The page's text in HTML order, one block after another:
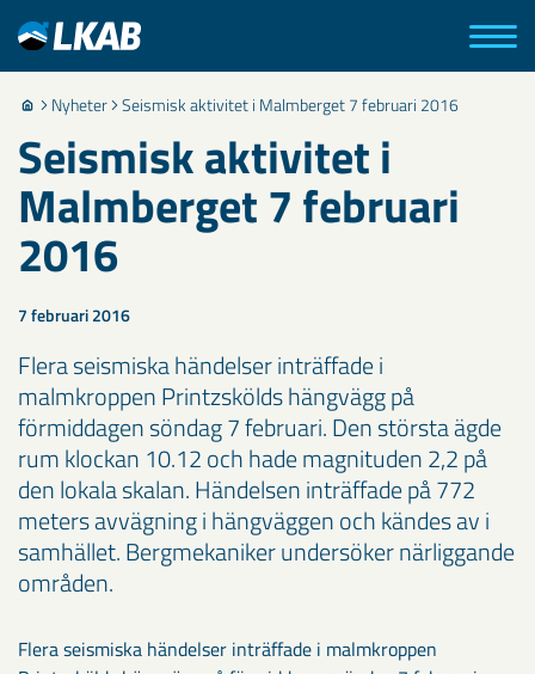
Nyheter Seismisk aktivitet i Malmberget 7 februari 2016
Seismisk aktivitet i
Malmberget 7 februari
2016
7 februari 2016
Flera seismiska händelser inträffade i
malmkroppen Printzskölds hängvägg på
förmiddagen söndag 7 februari. Den största ägde
rum klockan 10.12 och hade magnituden 2,2 på
den lokala skalan. Händelsen inträffade på 772
meters avvägning i hängväggen och kändes av i
samhället. Bergmekaniker undersöker närliggande
områden.
Flera seismiska händelser inträffade i malmkroppen